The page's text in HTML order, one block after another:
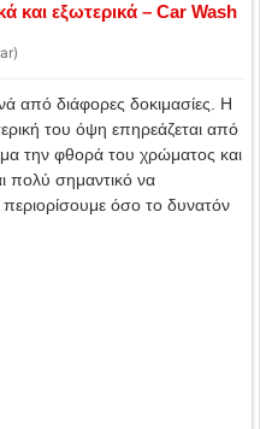
και εξωτερικά – Car Wash
από διάφορες δοκιμασίες. Η
του όψη επηρεάζεται από
την φθορά του χρώματος και
πολύ σημαντικό να
όσο το δυνατόν